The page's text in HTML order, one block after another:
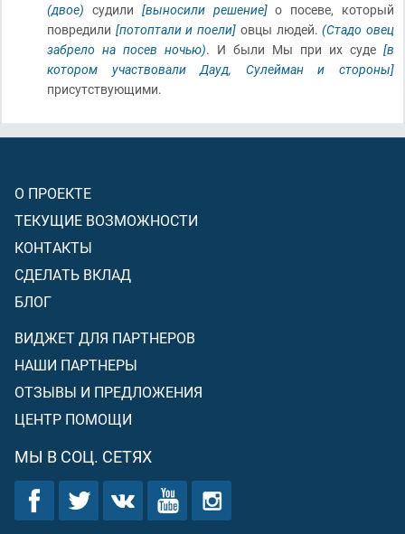
(двое) судили [выносили решение]о посеве, который
повредили [потоптали и поели] овцы людей.(Стадо овец
забрело на посев ночью). И были Мы при их суде [в
котором участвовали Дауд, Сулейман и стороны]
присутствующими.
О ПРОЕКТЕ
ТЕКУЩИЕ ВОЗМОЖНОСТИ
КОНТАКТЫ
СДЕЛАТЬ ВКЛАД
БЛОГ
ВИДЖЕТ ДЛЯ ПАРТНЕРОВ
НАШИ ПАРТНЕРЫ
ОТЗЫВЫ И ПРЕДЛОЖЕНИЯ
ЦЕНТР ПОМОЩИ
МЫ В СОЦ. СЕТЯХ